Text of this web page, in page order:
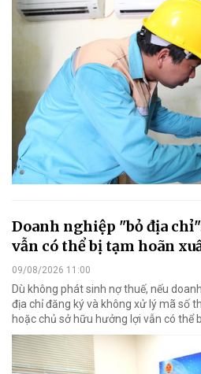
Doanh nghiệp "bỏ địa
vẫn có thể bị tạm hoãn
09/08/2026 11:00
Dù không phát sinh nợ thuế, nếu
địa chỉ đăng ký và không xử lý mã số
hoặc chủ sở hữu hưởng lợi vẫn có thể